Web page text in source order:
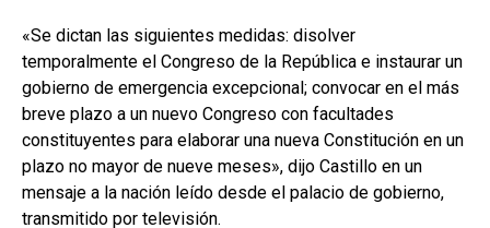
«Se dictan las siguientes medidas: disolver
temporalmente el Congreso de la República e instaurar un
gobierno de emergencia excepcional; convocar en el más
breve plazo a un nuevo Congreso con facultades
constituyentes para elaborar una nueva Constitución en un
plazo no mayor de nueve meses», dijo Castillo en un
mensaje a la nación leído desde el palacio de gobierno,
transmitido por televisión.